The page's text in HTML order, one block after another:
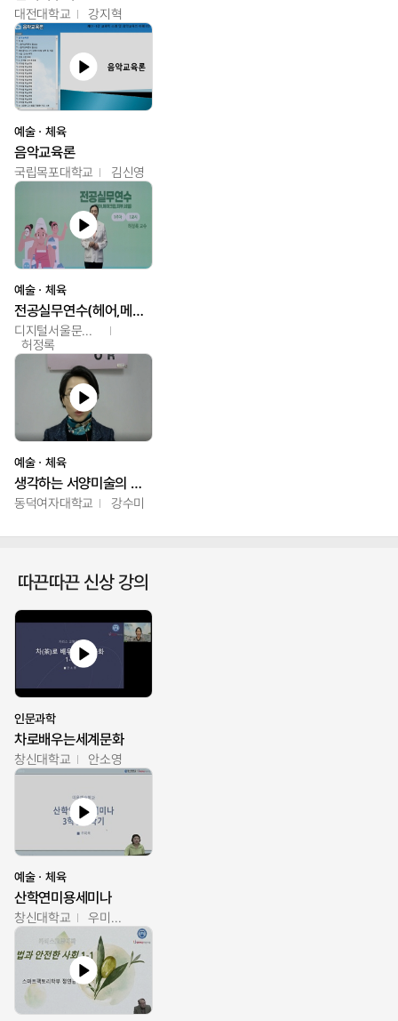
대전대학교 강지혁
예술ㆍ체육
음악교육론
국립목포대학교 김신영
예술ㆍ체육
전공실무연수(헤어,메이크업,피부,네일)
디지털서울문화예술대학교
허정록
예술ㆍ체육
생각하는 서양미술의 이해
동덕여자대학교 강수미
따끈따끈 신상 강의
인문과학
차로배우는세계문화
창신대학교 안소영
예술ㆍ체육
산학연미용세미나
창신대학교 우미옥,오윤경,박선이